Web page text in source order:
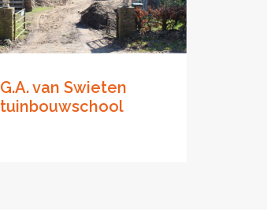
G.A. van Swieten
tuinbouwschool